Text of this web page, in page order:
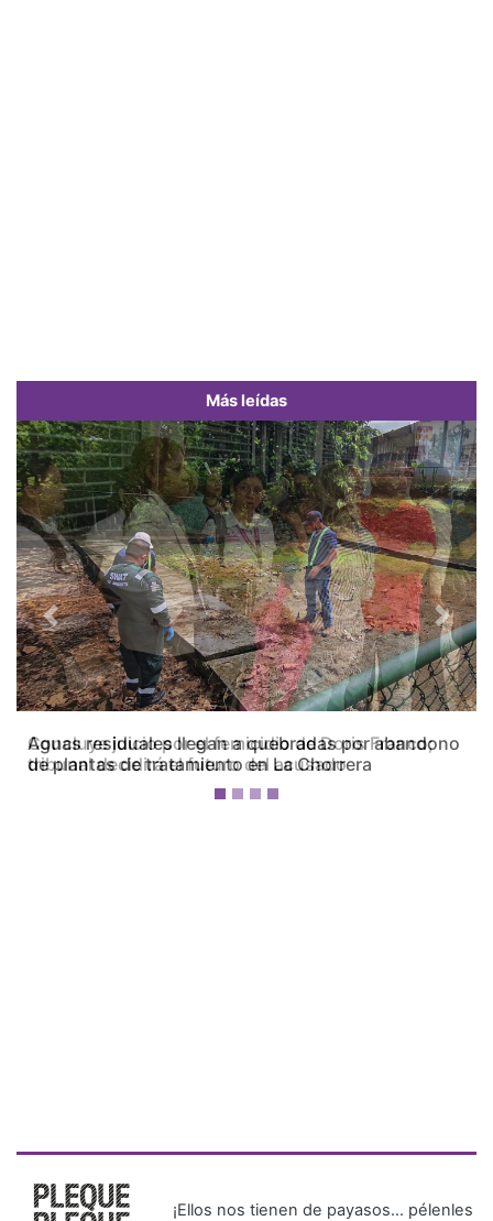
Más leídas
Concluye juicio por el femicidio de Doris Franco;
tribunal decidirá el futuro del acusado
Previous Next
¡Ellos nos tienen de payasos… pélenles